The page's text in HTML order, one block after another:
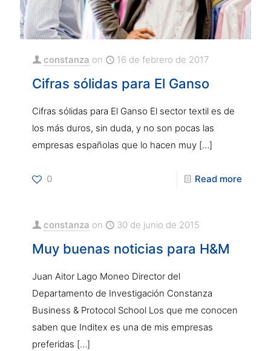
constanza on 16 de febrero de 2017
Cifras sólidas para El Ganso
Cifras sólidas para El Ganso El sector textil es de
los más duros, sin duda, y no son pocas las
empresas españolas que lo hacen muy […]
0 Read more
constanza on 30 de junio de 2015
Muy buenas noticias para H&M
Juan Aitor Lago Moneo Director del
Departamento de Investigación Constanza
Business & Protocol School Los que me conocen
saben que Inditex es una de mis empresas
preferidas […]